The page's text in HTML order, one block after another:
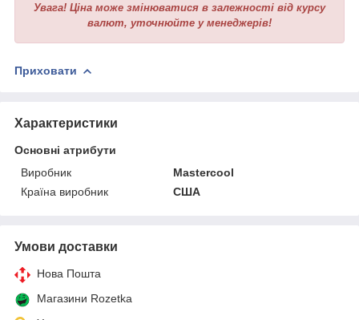
Увага! Ціна може змінюватися в залежності від курсу
валют, уточнюйте у менеджерів!
Приховати
Характеристики
Основні атрибути
Виробник
Mastercool
Країна виробник
США
Умови доставки
Нова Пошта
Магазини Rozetka